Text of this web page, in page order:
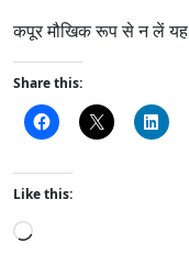
कपूर मौखिक रूप से न लें यह
Share this:
Like this:
L